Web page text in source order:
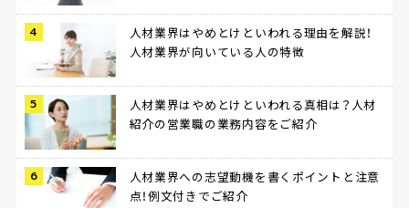
人材業界はやめとけといわれる理由を解説！
人材業界が向いている人の特徴
人材業界はやめとけといわれる真相は？人材
紹介の営業職の業務内容をご紹介
人材業界への志望動機を書くポイントと注意
点！例文付きでご紹介